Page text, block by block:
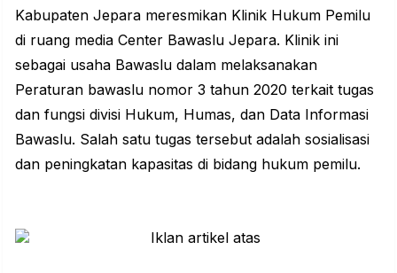
Kabupaten Jepara meresmikan Klinik Hukum Pemilu
di ruang media Center Bawaslu Jepara. Klinik ini
sebagai usaha Bawaslu dalam melaksanakan
Peraturan bawaslu nomor 3 tahun 2020 terkait tugas
dan fungsi divisi Hukum, Humas, dan Data Informasi
Bawaslu. Salah satu tugas tersebut adalah sosialisasi
dan peningkatan kapasitas di bidang hukum pemilu.